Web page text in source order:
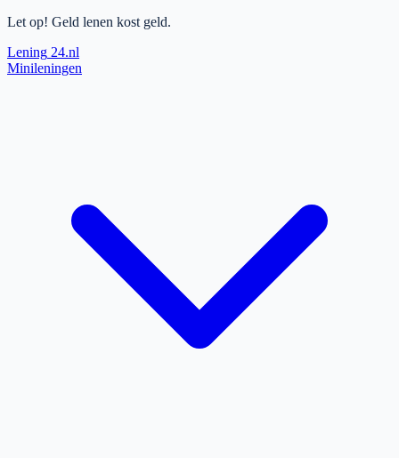
Let op! Geld lenen kost geld.
Lening 24.nl
Minileningen